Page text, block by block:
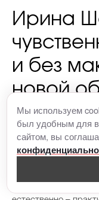
Ирина
и без
новой
греческого Vogue.
Мы используем
был удобным для
сайтом, вы